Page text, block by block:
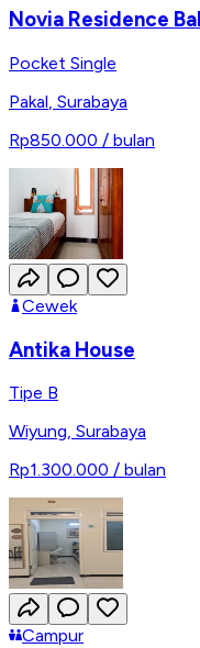
Novia Residence
Pocket Single
Pakal, Surabaya
Rp850.000 / bulan
Cewek
Antika House
Tipe B
Wiyung, Surabaya
Rp1.300.000 / bulan
Campur